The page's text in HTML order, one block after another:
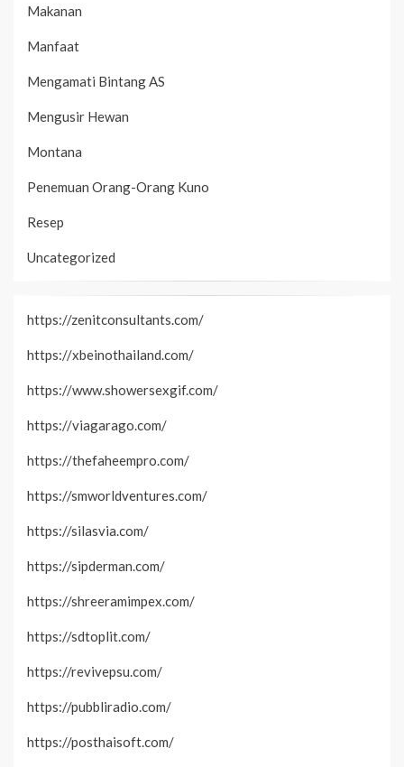
Makanan
Manfaat
Mengamati Bintang AS
Mengusir Hewan
Montana
Penemuan Orang-Orang Kuno
Resep
Uncategorized
https://zenitconsultants.com/
https://xbeinothailand.com/
https://www.showersexgif.com/
https://viagarago.com/
https://thefaheempro.com/
https://smworldventures.com/
https://silasvia.com/
https://sipderman.com/
https://shreeramimpex.com/
https://sdtoplit.com/
https://revivepsu.com/
https://pubbliradio.com/
https://posthaisoft.com/